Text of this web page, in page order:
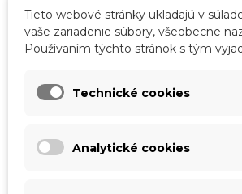
Obľúbené 2 Porovnať 0
● dĺžka podstavy 35 cm
Tieto webové stránky ukladajú v
vaše zariadenie súbory, všeobecne
Používaním týchto stránok s tým
Technické cookies
Analytické cookies